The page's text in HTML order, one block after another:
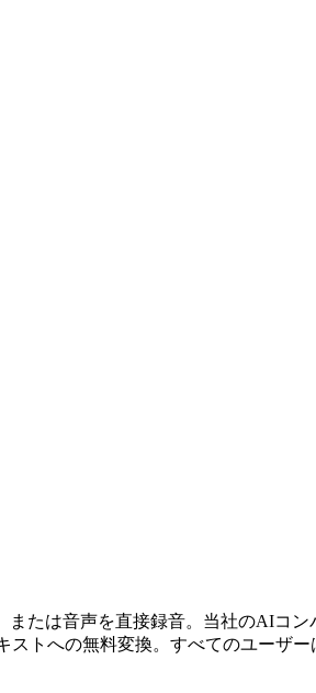
たは音声を直接録音。当社のAIコ
トへの無料変換。すべてのユーザー